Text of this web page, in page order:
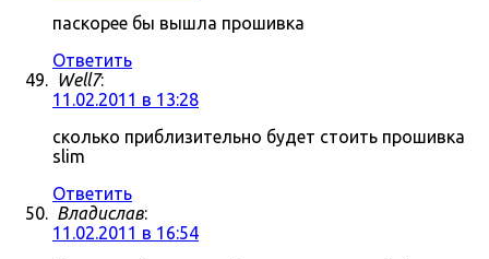
паскорее бы вышла прошивка
Ответить
Well7:
11.02.2011 в 13:28
сколько приблизительно будет стоить прошивка
slim
Ответить
Владислав:
11.02.2011 в 16:54